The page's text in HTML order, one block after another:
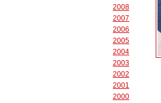
2008
2007
2006
2005
2004
2003
2002
2001
2000